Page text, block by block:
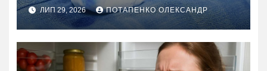
ЛИП 29, 2026 ПОТАПЕНКО ОЛЕКСАНДР